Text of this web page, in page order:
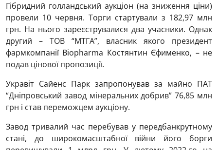
Гібридний голландський аукціон (на зниження ціни)
провели 10 червня. Торги стартували з 182,97 млн
грн. На нього зареєструвалися два учасники. Однак
другий – ТОВ “МТГА”, власник якого президент
фармкомпанії Biopharma Костянтин Єфименко, – не
подав цінової пропозиції.
Укравіт Сайенс Парк запропонував за майно ПАТ
“Дніпровський завод мінеральних добрив” 76,85 млн
грн і став переможцем аукціону.
Завод тривалий час перебував у передбанкрутному
стані, до широкомасштабної війни його борги